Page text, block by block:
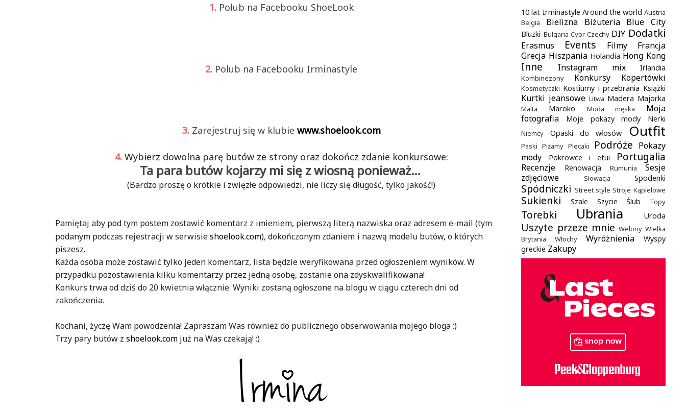
1. Polub na Facebooku ShoeLook
2. Polub na Facebooku Irminastyle
3. Zarejestruj się w klubie www.shoelook.com
4. Wybierz dowolna parę butów ze strony oraz dokończ zdanie konkursowe:
Ta para butów kojarzy mi się z wiosną ponieważ…
(Bardzo proszę o krótkie i zwięzłe odpowiedzi, nie liczy się długość, tylko jakość!)
Pamiętaj aby pod tym postem zostawić komentarz z imieniem, pierwszą literą nazwiska oraz adresem e-mail (tym
podanym podczas rejestracji w serwisieshoelook.com), dokończonym zdaniem i nazwą modelu butów, o których
piszesz.
Każda osoba może zostawić tylko jeden komentarz, lista będzie weryfikowana przed ogłoszeniem wyników. W
przypadku pozostawienia kilku komentarzy przez jedną osobę, zostanie ona zdyskwalifikowana!
Konkurs trwa od dziś do 20 kwietnia włącznie. Wyniki zostaną ogłoszone na blogu w ciągu czterech dni od
zakończenia.
Kochani, życzę Wam powodzenia! Zapraszam Was również do publicznego obserwowania mojego bloga :)
Trzy pary butów z shoelook.comjuż na Was czekają! :)
10 lat Irminastyle Around the world Austria
Belgia
Bielizna Biżuteria Blue City
Bluzki Bułgaria Cypr Czechy DIY Dodatki
Erasmus Events Filmy
Francja
Grecja Hiszpania Holandia Hong Kong
Inne Instagram mix Irlandia
Kombinezony Konkursy Kopertówki
Kosmetyczki Kostiumy i przebrania Książki
Kurtki jeansowe Litwa Madera Majorka
Malta Maroko Moda męska
Moja
fotografia
Moje pokazy mody Nerki
Niemcy Opaski do włosów Outfit
Paski Piżamy Plecaki Podróże Pokazy
mody
Pokrowce i etui Portugalia
Recenzje Renowacja Rumunia
Sesje
zdjęciowe
Słowacja Spodenki
Spódniczki Street style Stroje Kąpielowe
Sukienki Szale Szycie Ślub Topy
Torebki Ubrania Uroda
Uszyte przeze mnie Welony Wielka
Brytania
Włochy Wyróżnienia
Wyspy
greckie Zakupy